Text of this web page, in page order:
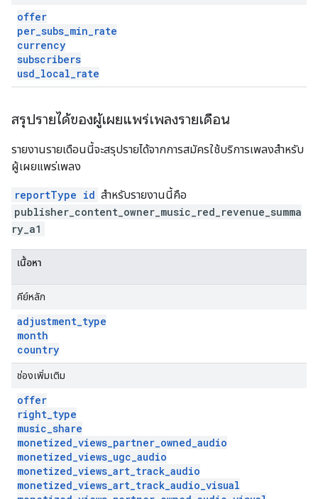
offer
per_subs_min_rate
currency
subscribers
usd_local_rate
สรุปรายได้ของผู้เผยแพร่เพลงรายเดือน
รายงานรายเดือนนี้จะสรุปรายได้จากการสมัครใช้บริการเพลงสำหรับ
ผู้เผยแพร่เพลง
reportType id สำหรับรายงานนี้คือ
publisher_content_owner_music_red_revenue_summa
ry_a1
เนื้อหา
คีย์หลัก
adjustment_type
month
country
ช่องเพิ่มเติม
offer
right_type
music_share
monetized_views_partner_owned_audio
monetized_views_ugc_audio
monetized_views_art_track_audio
monetized_views_art_track_audio_visual